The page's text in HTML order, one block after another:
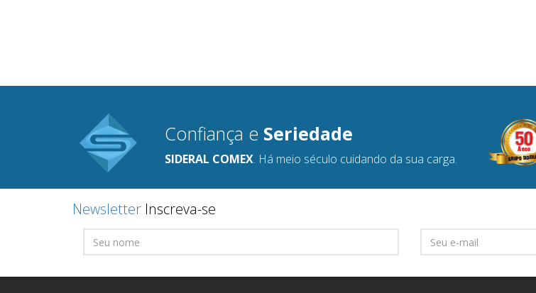
Confiança e Seriedade
SIDERAL COMEX. Há meio século cuidando da sua carga.
Newsletter Inscreva-se